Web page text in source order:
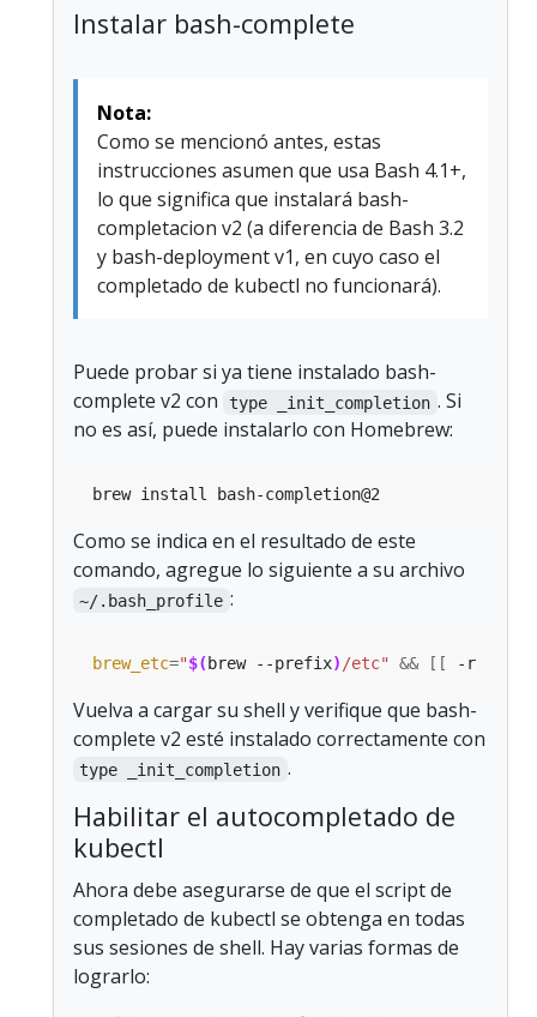
Instalar bash-complete
Nota:
Como se mencionó antes, estas
instrucciones asumen que usa Bash 4.1+,
lo que significa que instalará bash-
completacion v2 (a diferencia de Bash 3.2
y bash-deployment v1, en cuyo caso el
completado de kubectl no funcionará).
Puede probar si ya tiene instalado bash-
complete v2 con
type _init_completion . Si
no es así, puede instalarlo con Homebrew:
Como se indica en el resultado de este
comando, agregue lo siguiente a su archivo
~/.bash_profile :
brew_etc="$( brew --prefix)/etc" && [[ -r
Vuelva a cargar su shell y verifique que bash-
complete v2 esté instalado correctamente con
type _init_completion .
Habilitar el autocompletado de
kubectl
Ahora debe asegurarse de que el script de
completado de kubectl se obtenga en todas
sus sesiones de shell. Hay varias formas de
lograrlo: